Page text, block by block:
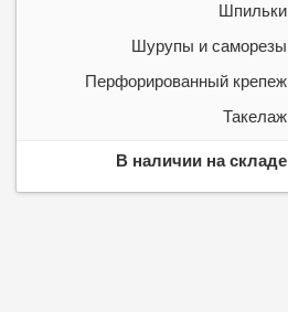
Шпильки
Шурупы и саморезы
Перфорированный крепеж
Такелаж
В наличии на складе